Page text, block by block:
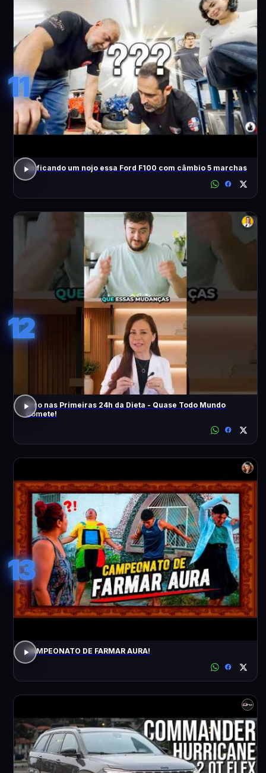
11
Tá ficando um nojo essa Ford F100 com câmbio 5 marchas
12
Erro nas Primeiras 24h da Dieta - Quase Todo Mundo
Comete!
13
CAMPEONATO DE FARMAR AURA!